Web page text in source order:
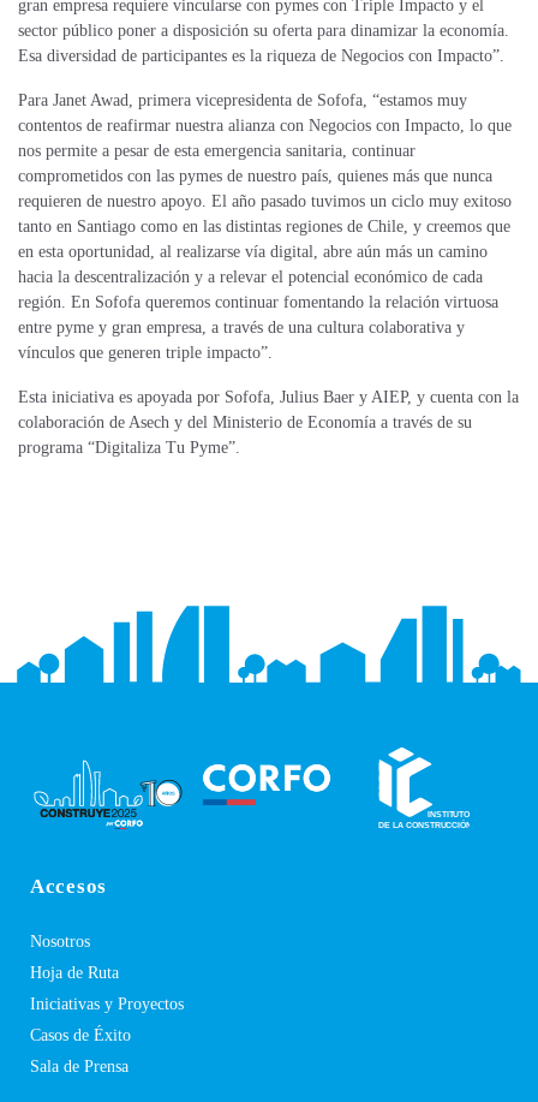
gran empresa requiere vincularse con pymes con Triple Impacto y el
sector público poner a disposición su oferta para dinamizar la economía.
Esa diversidad de participantes es la riqueza de Negocios con Impacto”.
Para Janet Awad, primera vicepresidenta de Sofofa, “estamos muy
contentos de reafirmar nuestra alianza con Negocios con Impacto, lo que
nos permite a pesar de esta emergencia sanitaria, continuar
comprometidos con las pymes de nuestro país, quienes más que nunca
requieren de nuestro apoyo. El año pasado tuvimos un ciclo muy exitoso
tanto en Santiago como en las distintas regiones de Chile, y creemos que
en esta oportunidad, al realizarse vía digital, abre aún más un camino
hacia la descentralización y a relevar el potencial económico de cada
región. En Sofofa queremos continuar fomentando la relación virtuosa
entre pyme y gran empresa, a través de una cultura colaborativa y
vínculos que generen triple impacto”.
Esta iniciativa es apoyada por Sofofa, Julius Baer y AIEP, y cuenta con la
colaboración de Asech y del Ministerio de Economía a través de su
programa “Digitaliza Tu Pyme”.
Accesos
Nosotros
Hoja de Ruta
Iniciativas y Proyectos
Casos de Éxito
Sala de Prensa